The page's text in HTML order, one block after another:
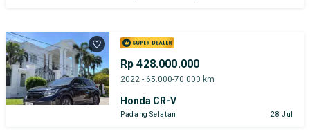
Rp 428.000.000
2022 - 65.000-70.000 km
Honda CR-V
Padang Selatan 28 Jul